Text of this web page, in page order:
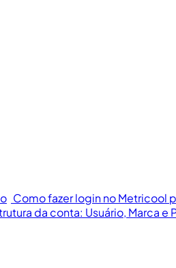
Como fazer login no Metricool
da conta: Usuário, Marca e